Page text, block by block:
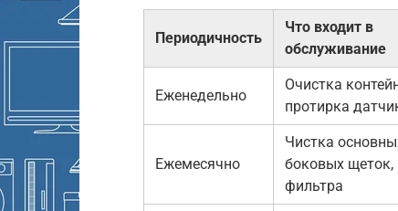
Периодичность
Что входит в
обслуживание
Еженедельно
Очистка
протирка
Ежемесячно
Чистка
боковых щеток,
фильтра